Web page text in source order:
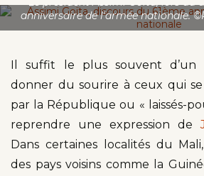
anniversaire de l'armée nationale.
Il suffit le plus souvent d’un
donner du sourire à ceux qui
par la République ou « laissés-
reprendre une expression de
Dans certaines localités du
des pays voisins comme la